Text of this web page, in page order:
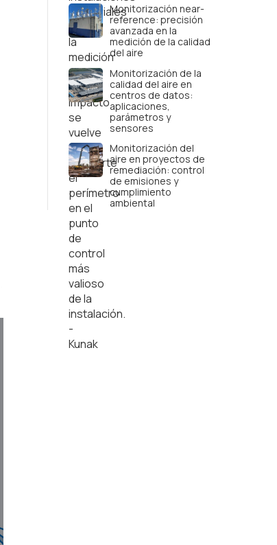
Monitorización near-
reference: precisión
avanzada en la
medición de la calidad
del aire
Monitorización de la
calidad del aire en
centros de datos:
aplicaciones,
parámetros y
sensores
Monitorización del
aire en proyectos de
remediación: control
de emisiones y
cumplimiento
ambiental